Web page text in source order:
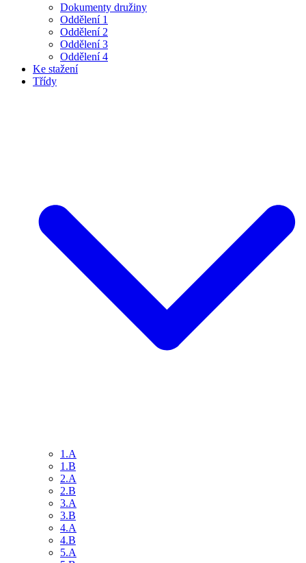
Dokumenty družiny
Oddělení 1
Oddělení 2
Oddělení 3
Oddělení 4
Ke stažení
Třídy
1.A
1.B
2.A
2.B
3.A
3.B
4.A
4.B
5.A